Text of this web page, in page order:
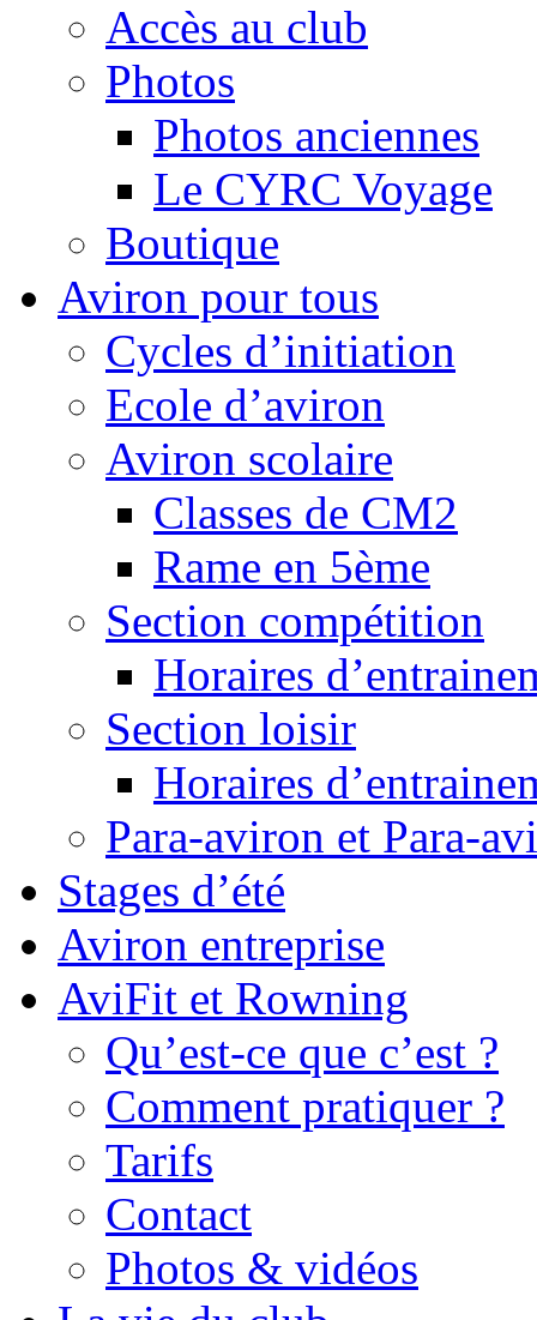
Accès au club
Photos
Photos anciennes
Le CYRC Voyage
Boutique
Aviron pour tous
Cycles d’initiation
Ecole d’aviron
Aviron scolaire
Classes de CM2
Rame en 5ème
Section compétition
Horaires
Section loisir
Horaires
Para-aviron et Para-
Stages d’été
Aviron entreprise
AviFit et Rowning
Qu’est-ce que c’est ?
Comment pratiquer ?
Tarifs
Contact
Photos & vidéos